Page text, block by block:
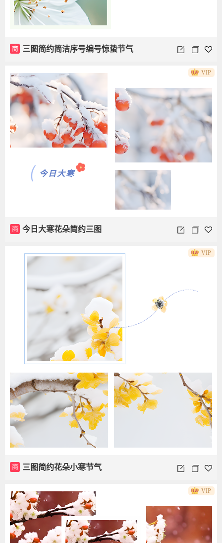
商 三图简约简洁序号编号惊蛰节气
今日大寒
商 今日大寒花朵简约三图
VIP
商 三图简约花朵小寒节气
VIP
VIP